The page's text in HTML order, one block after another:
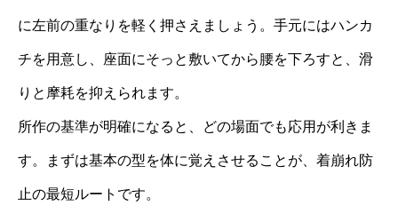
に左前の重なりを軽く押さえましょう。手元にはハンカ
チを用意し、座面にそっと敷いてから腰を下ろすと、滑
りと摩耗を抑えられます。
所作の基準が明確になると、どの場面でも応用が利きま
す。まずは基本の型を体に覚えさせることが、着崩れ防
止の最短ルートです。